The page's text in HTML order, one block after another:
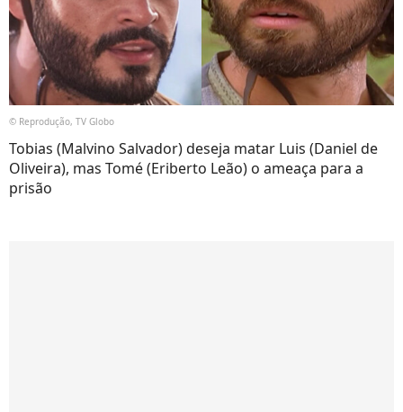
© Reprodução, TV Globo
Tobias (Malvino Salvador) deseja matar Luis (Daniel de
Oliveira), mas Tomé (Eriberto Leão) o ameaça para a
prisão